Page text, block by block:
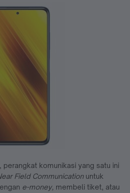
perangkat komunikasi yang satu ini
Field Communication untuk
e-money, membeli tiket, atau